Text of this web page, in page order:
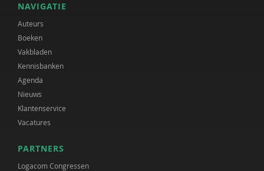
NAVIGATIE
Auteurs
Boeken
Vakbladen
Kennisbanken
Agenda
Nieuws
Klantenservice
Vacatures
PARTNERS
Logacom Congressen